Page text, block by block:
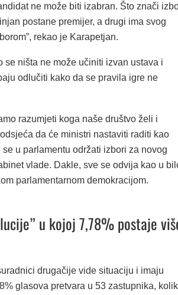
ne može biti izabran. Što znači
postane premijer, a drugi ima svog
rekao je Karapetjan.
se ništa ne može učiniti izvan ustava i
odlučiti kako da se pravila igre ne
razumjeti koga naše društvo želi i
da će ministri nastaviti raditi kao
u parlamentu održati izbori za novog
vlade. Dakle, sve se odvija kao u
parlamentarnom demokracijom.
u kojoj 7,78% postaje
drugačije vide situaciju i imaju
glasova pretvara u 53 zastupnika,